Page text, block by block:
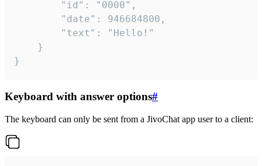
}
Keyboard with answer options#
The keyboard can only be sent from a JivoChat app user to a client: